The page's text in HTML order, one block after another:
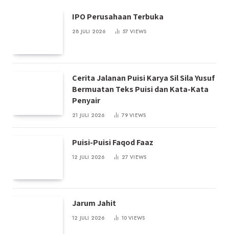
IPO Perusahaan Terbuka
28 JULI 2026 57VIEWS
Cerita Jalanan Puisi Karya Sil Sila Yusuf
Bermuatan Teks Puisi dan Kata-Kata
Penyair
21 JULI 2026 79VIEWS
Puisi-Puisi Faqod Faaz
12 JULI 2026 27VIEWS
Jarum Jahit
12 JULI 2026 10VIEWS